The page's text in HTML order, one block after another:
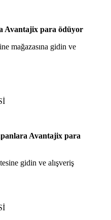
Avantajix para ödüyor
mağazasına gidin ve
Avantajix para
gidin ve alışveriş